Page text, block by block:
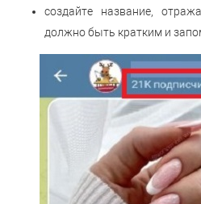
создайте название,
должно быть кратким и